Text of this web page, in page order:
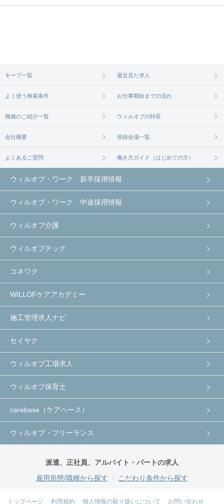
るかぜひチェックしてみてください。
無料相談の登録はコチラから
キープ一覧 最近見た求人
よく使う検索条件 お仕事開始までの流れ
職種のご紹介一覧 ウィルオブの特長
会社概要 登録会場一覧
よくあるご質問 働き方ガイド（はじめての方）
ウィルオブ・ワーク 新卒採用情報
ウィルオブ・ワーク 中途採用情報
ウィルオブ介護
ウィルオブテック
コネワク
WILLOFケアアカデミー
施工管理求人ナビ
セイヤク
ウィルオブ工場求人
ウィルオブ保育士
carebase（ケアベース）
ウィルオブ・フリーランス
派遣、正社員、アルバイト・パートの求人
雇用形態/職種から探す
こだわり条件から探す
トップページ 利用規約 個人情報の取り扱いについて お問い合わせ